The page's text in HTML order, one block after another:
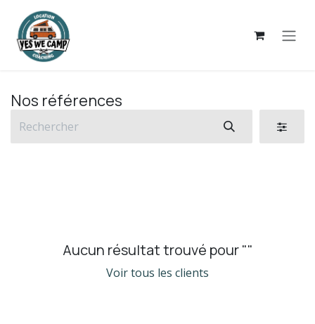
Se rendre au contenu
Nos références
Aucun résultat trouvé pour ""
Voir tous les clients